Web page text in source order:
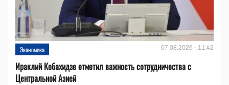
Экономика 07.08.2026 - 11:42
Ираклий Кобахидзе отметил важность сотрудничества с
Центральной Азией